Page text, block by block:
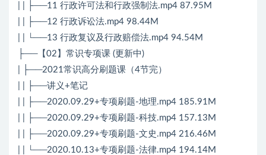
| | ├──11 行政许可法和行政强制法.mp4 87.95M
| | ├──12 行政诉讼法.mp4 98.44M
| | └──13 行政复议及行政赔偿法.mp4 94.54M
├──【02】常识专项课 (更新中)
| ├──2021常识高分刷题课（4节完）
| | ├──讲义+笔记
| | ├──2020.09.29+专项刷题-地理.mp4 185.91M
| | ├──2020.09.29+专项刷题-科技.mp4 157.13M
| | ├──2020.09.29+专项刷题-文史.mp4 216.46M
| | └──2020.10.13+专项刷题-法律.mp4 194.14M